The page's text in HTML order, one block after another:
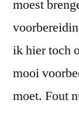
moest
ik hier toch
mooi
moet. Fout